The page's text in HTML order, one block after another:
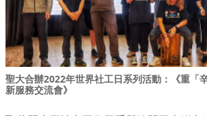
聖大合辦2022年世界社工日系列活動：《重「
新服務交流會》